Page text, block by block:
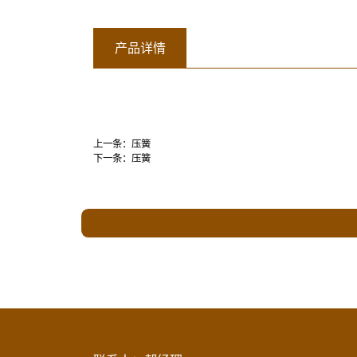
产品详情
上一条： 压簧
下一条： 压簧